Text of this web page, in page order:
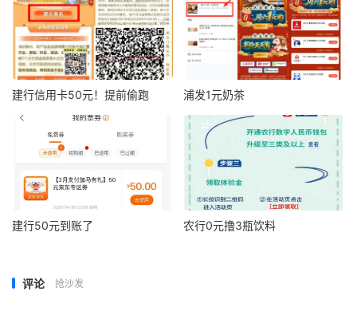
建行信用卡50元！提前偷跑 浦发1元奶茶
建行50元到账了 农行0元撸3瓶饮料
评论 抢沙发